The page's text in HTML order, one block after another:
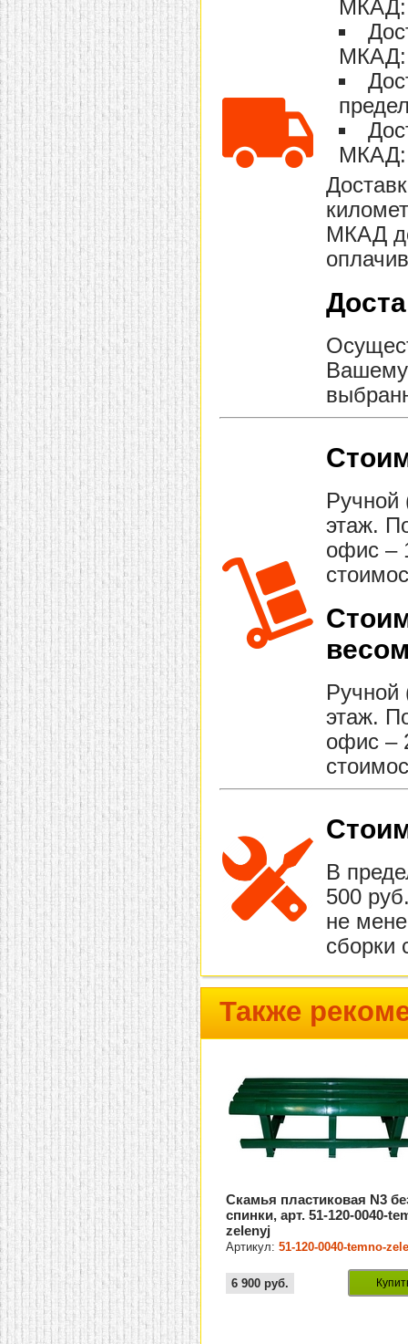
МКАД:
МКАД:
МКАД:
МКАД
Вашему
Ручной
этаж.
офис –
Ручной
этаж.
офис –
В
500
не
сборки
Также
Скамья пластиковая N3
спинки, арт. 51-120-0040-
zelenyj
Артикул:51-120-0040-temno-
6 900 руб.